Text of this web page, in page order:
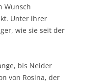
Wunsch
Unter ihrer
wie sie seit der
bis Neider
von Rosina, der